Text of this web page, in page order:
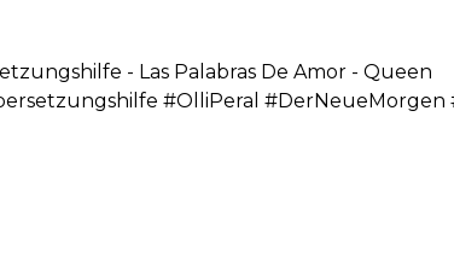
- Las Palabras De Amor - Queen
#OlliPeral #DerNeueMorgen